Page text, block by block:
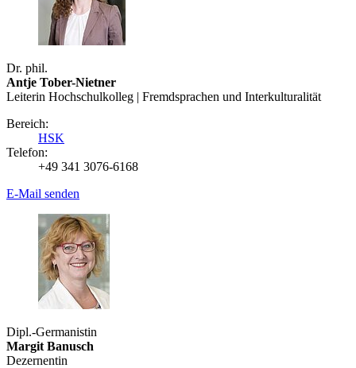
Dr. phil.
Antje Tober-Nietner
Leiterin Hochschulkolleg | Fremdsprachen und Interkulturalität
Bereich:
HSK
Telefon:
+49 341 3076-6168
E-Mail senden
Dipl.-Germanistin
Margit Banusch
Dezernentin